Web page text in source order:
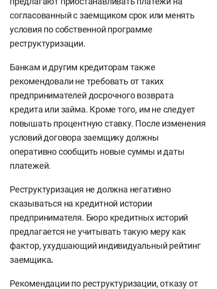
согласованный с заемщиком срок или менять
условия по собственной программе
реструктуризации.
Банкам и другим кредиторам также
рекомендовали не требовать от таких
предпринимателей досрочного возврата
кредита или займа. Кроме того, им не следует
повышать процентную ставку. После изменения
условий договора заемщику должны
оперативно сообщить новые суммы и даты
платежей.
Реструктуризация не должна негативно
сказываться на кредитной истории
предпринимателя. Бюро кредитных историй
предлагается не учитывать такую меру как
фактор, ухудшающий индивидуальный рейтинг
заемщика.
Рекомендации по реструктуризации, отказу от